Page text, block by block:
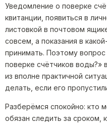
Уведомление о поверке
квитанции, появиться в
листовкой в почтовом
совсем, а показания в
принимать. Поэтому
поверке счётчиков воды?»
из вполне практичной
делать, если его
Разберёмся спокойно: кто
обязан следить за сроком,